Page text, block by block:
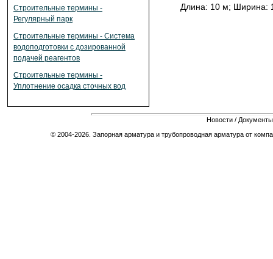
Строительные термины -
Регулярный парк
Строительные термины - Система
водоподготовки с дозированной
подачей реагентов
Строительные термины -
Уплотнение осадка сточных вод
Длина: 10 м; Ширина:
Новости / Документы
© 2004-2026. Запорная арматура и трубопроводная арматура от